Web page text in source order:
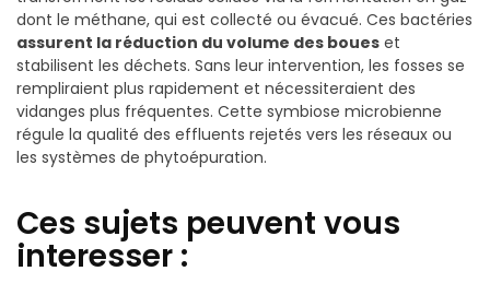
dont le méthane, qui est collecté ou évacué. Ces bactéries
assurent la réduction du volume des boues et
stabilisent les déchets. Sans leur intervention, les fosses se
rempliraient plus rapidement et nécessiteraient des
vidanges plus fréquentes. Cette symbiose microbienne
régule la qualité des effluents rejetés vers les réseaux ou
les systèmes de phytoépuration.
Ces sujets peuvent vous
interesser :